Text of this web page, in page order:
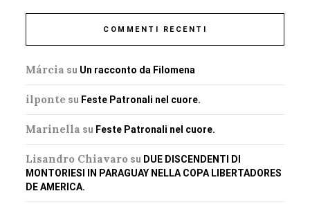
COMMENTI RECENTI
Márcia su Un racconto da Filomena
ilponte su Feste Patronali nel cuore.
Marinella su Feste Patronali nel cuore.
Lisandro Chiavaro su DUE DISCENDENTI DI
MONTORIESI IN PARAGUAY NELLA COPA LIBERTADORES
DE AMERICA.